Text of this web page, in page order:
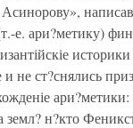
е. ари?метику)
не ст?снялись
земл? н?кто